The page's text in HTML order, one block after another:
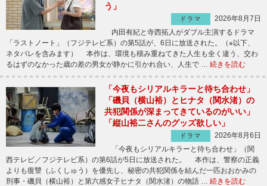
う」
ドラマ
2026年8月7日
内田有紀と寺西拓人がダブル主演するドラマ
「ラストノート」（フジテレビ系）の第5話が、6日に放送された。（※以下、
ネタバレを含みます） 本作は、環境も積み重ねてきた人生も全く違う、交わ
るはずのなかった歳の差の男女が静かに引かれ合い、人生で … 続きを読む
「今夜もシリアルキラーと待ち合わせ」
「磯貝（横山裕）とヒナタ（関水渚）の
共犯関係が深まってきているのがいい」
「縦山裕二さんのグッズ欲しい」
ドラマ
2026年8月6日
「今夜もシリアルキラーと待ち合わせ」（関
西テレビ／フジテレビ系）の第6話が5日に放送された。 本作は、警察の正義
よりも復讐（ふくしゅう）を優先し、秘密の共犯関係を結んだ一匹おおかみの
刑事・磯貝（横山裕）と第六感女子ヒナタ（関水渚）の物語 … 続きを読む